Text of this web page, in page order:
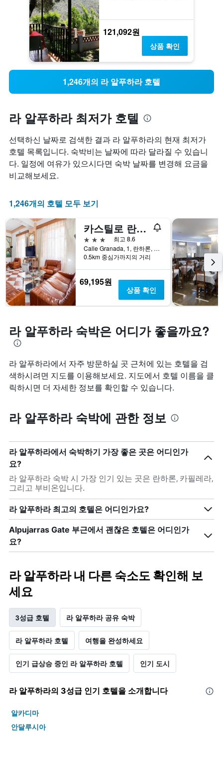
121,092원
상품 확인
1,246개의 라 알푸하라 호텔
라 알푸하라 최저가 호텔
선택하신 날짜로 검색한 결과 라 알푸하라의 현재 최저가
호텔 목록입니다. 숙박비는 날짜에 따라 달라질 수 있습니
다. 일정에 여유가 있으시다면 숙박 날짜를 변경해 요금을
비교해보세요.
1,246개의 호텔 모두 보기
카스틸로 란하론
3성급
최고 8.6
Calle Granada, 1, 란하론, 안달루시아, 스페인
0.5km 중심가까지의 거리
69,195원
상품 확인
라 알푸하라 숙박은 어디가 좋을까요?
라 알푸하라에서 자주 방문하실 곳 근처에 있는 호텔을 검
색하시려면 지도를 이용해보세요. 지도에서 호텔 이름을 클
릭하시면 더 자세한 정보를 확인할 수 있습니다.
라 알푸하라 숙박에 관한 정보
라 알푸하라에서 숙박하기 가장 좋은 곳은 어디인가
요?
라 알푸하라 숙박 시 가장 인기 있는 곳은 란하론, 카필레라,
그리고 부비온입니다.
라 알푸하라 최고의 호텔은 어디인가요?
Alpujarras Gate 부근에서 괜찮은 호텔은 어디인가
요?
라 알푸하라 내 다른 숙소도 확인해 보
세요
3성급 호텔 라 알푸하라 공유 숙박
라 알푸하라 호텔 여행을 완성하세요
인기 급상승 중인 라 알푸하라 호텔 인기 도시
라 알푸하라​의 3​성급 인기 호텔을 소개합니다
알카디마
안달루시아